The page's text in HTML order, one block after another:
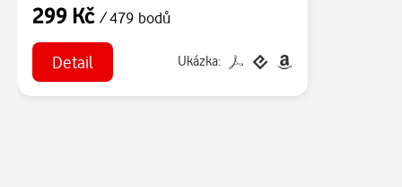
299 Kč / 479 bodů
Detail Ukázka: